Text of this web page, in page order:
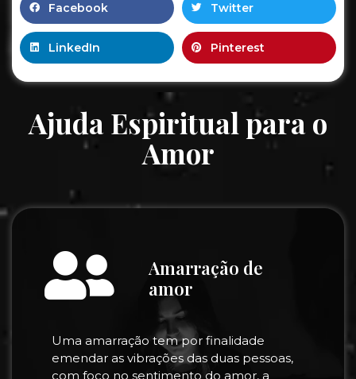
Facebook Twitter
LinkedIn Pinterest
Ajuda Espiritual para o
Amor
Amarração de
amor
Uma amarração tem por finalidade
emendar as vibrações das duas pessoas,
com foco no sentimento do amor, a